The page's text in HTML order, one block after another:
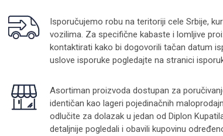
Isporučujemo robu na teritoriji cele Srbije,
vozilima. Za specifične kabaste i lomljive
kontaktirati kako bi dogovorili tačan datum
uslove isporuke pogledajte na stranici
Asortiman proizvoda dostupan za
identičan kao lageri pojedinačnih
odlučite za dolazak u jedan od Diplon
detaljnije pogledali i obavili kupovinu